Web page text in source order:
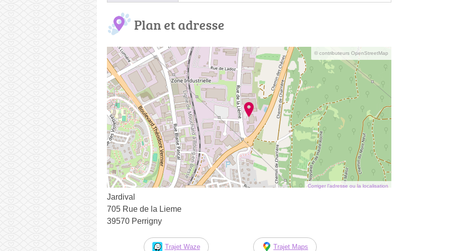
Plan et adresse
© contributeurs OpenStreetMap
Corriger l’adresse ou la localisation
Jardival
705 Rue de la Lieme
39570 Perrigny
Trajet Waze Trajet Maps